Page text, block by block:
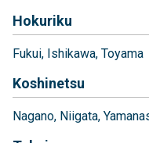
Hokuriku
Fukui Ishikawa Toyama
Koshinetsu
Nagano Niigata